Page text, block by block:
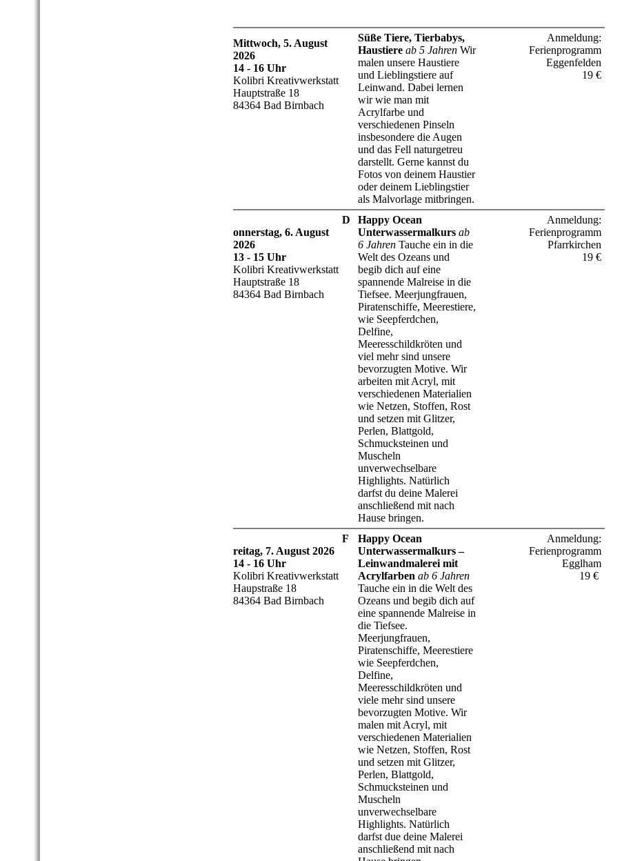
Mittwoch, 5. August
2026
14 - 16 Uhr
Kolibri Kreativwerkstatt
Hauptstraße 18
84364 Bad Birnbach
Süße Tiere, Tierbabys,
Haustiere ab 5 Jahren Wir
malen unsere Haustiere
und Lieblingstiere auf
Leinwand. Dabei lernen
wir wie man mit
Acrylfarbe und
verschiedenen Pinseln
insbesondere die Augen
und das Fell naturgetreu
darstellt. Gerne kannst du
Fotos von deinem Haustier
oder deinem Lieblingstier
als Malvorlage mitbringen.
Anmeldung:
Ferienprogramm
Eggenfelden
19 €
D
onnerstag, 6. August
2026
13 - 15 Uhr
Kolibri Kreativwerkstatt
Hauptstraße 18
84364 Bad Birnbach
Happy Ocean
Unterwassermalkurs ab
6 Jahren Tauche ein in die
Welt des Ozeans und
begib dich auf eine
spannende Malreise in die
Tiefsee. Meerjungfrauen,
Piratenschiffe, Meerestiere,
wie Seepferdchen,
Delfine,
Meeresschildkröten und
viel mehr sind unsere
bevorzugten Motive. Wir
arbeiten mit Acryl, mit
verschiedenen Materialien
wie Netzen, Stoffen, Rost
und setzen mit Glitzer,
Perlen, Blattgold,
Schmucksteinen und
Muscheln
unverwechselbare
Highlights. Natürlich
darfst du deine Malerei
anschließend mit nach
Hause bringen.
Anmeldung:
Ferienprogramm
Pfarrkirchen
19 €
F
reitag, 7. August 2026
14 - 16 Uhr
Kolibri Kreativwerkstatt
Haupstraße 18
84364 Bad Birnbach
Happy Ocean
Unterwassermalkurs –
Leinwandmalerei mit
Acrylfarben ab 6 Jahren
Tauche ein in die Welt des
Ozeans und begib dich auf
eine spannende Malreise in
die Tiefsee.
Meerjungfrauen,
Piratenschiffe, Meerestiere
wie Seepferdchen,
Delfine,
Meeresschildkröten und
viele mehr sind unsere
bevorzugten Motive. Wir
malen mit Acryl, mit
verschiedenen Materialien
wie Netzen, Stoffen, Rost
und setzen mit Glitzer,
Perlen, Blattgold,
Schmucksteinen und
Muscheln
unverwechselbare
Highlights. Natürlich
darfst due deine Malerei
anschließend mit nach
Anmeldung:
Ferienprogramm
Egglham
19 €